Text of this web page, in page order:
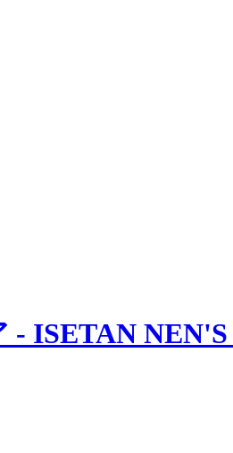
ISETAN NEN'S